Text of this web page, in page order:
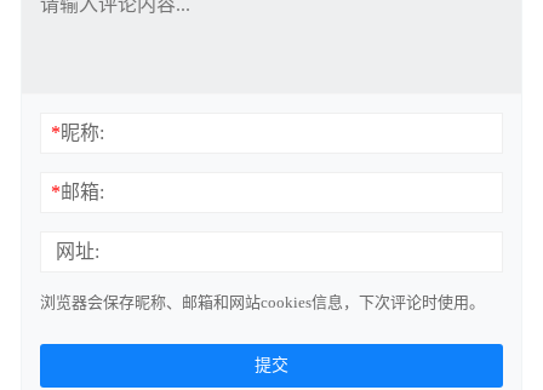
*昵称:
*邮箱:
网址:
浏览器会保存昵称、邮箱和网站cookies信息，下次评论时使用。